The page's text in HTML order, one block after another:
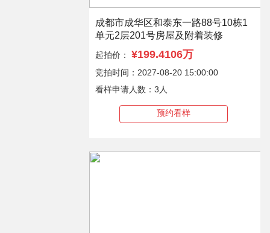
成都市成华区和泰东一路88号10栋1
单元2层201号房屋及附着装修
起拍价： ¥199.4106万
竞拍时间：2027-08-20 15:00:00
看样申请人数：3人
预约看样